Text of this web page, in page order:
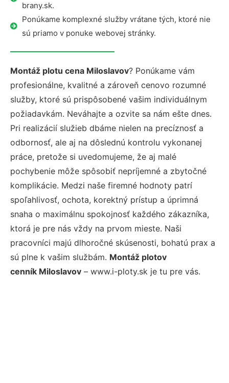
brany.sk.
Ponúkame komplexné služby vrátane tých, ktoré nie
sú priamo v ponuke webovej stránky.
Montáž plotu cena Miloslavov? Ponúkame vám
profesionálne, kvalitné a zároveň cenovo rozumné
služby, ktoré sú prispôsobené vašim individuálnym
požiadavkám. Neváhajte a ozvite sa nám ešte dnes.
Pri realizácií služieb dbáme nielen na precíznosť a
odbornosť, ale aj na dôslednú kontrolu vykonanej
práce, pretože si uvedomujeme, že aj malé
pochybenie môže spôsobiť nepríjemné a zbytočné
komplikácie. Medzi naše firemné hodnoty patrí
spoľahlivosť, ochota, korektný prístup a úprimná
snaha o maximálnu spokojnosť každého zákazníka,
ktorá je pre nás vždy na prvom mieste. Naši
pracovníci majú dlhoročné skúsenosti, bohatú prax a
sú plne k vašim službám. Montáž plotov
cenník Miloslavov – www.i-ploty.sk je tu pre vás.